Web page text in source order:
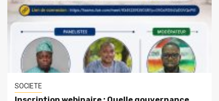
SOCIETE